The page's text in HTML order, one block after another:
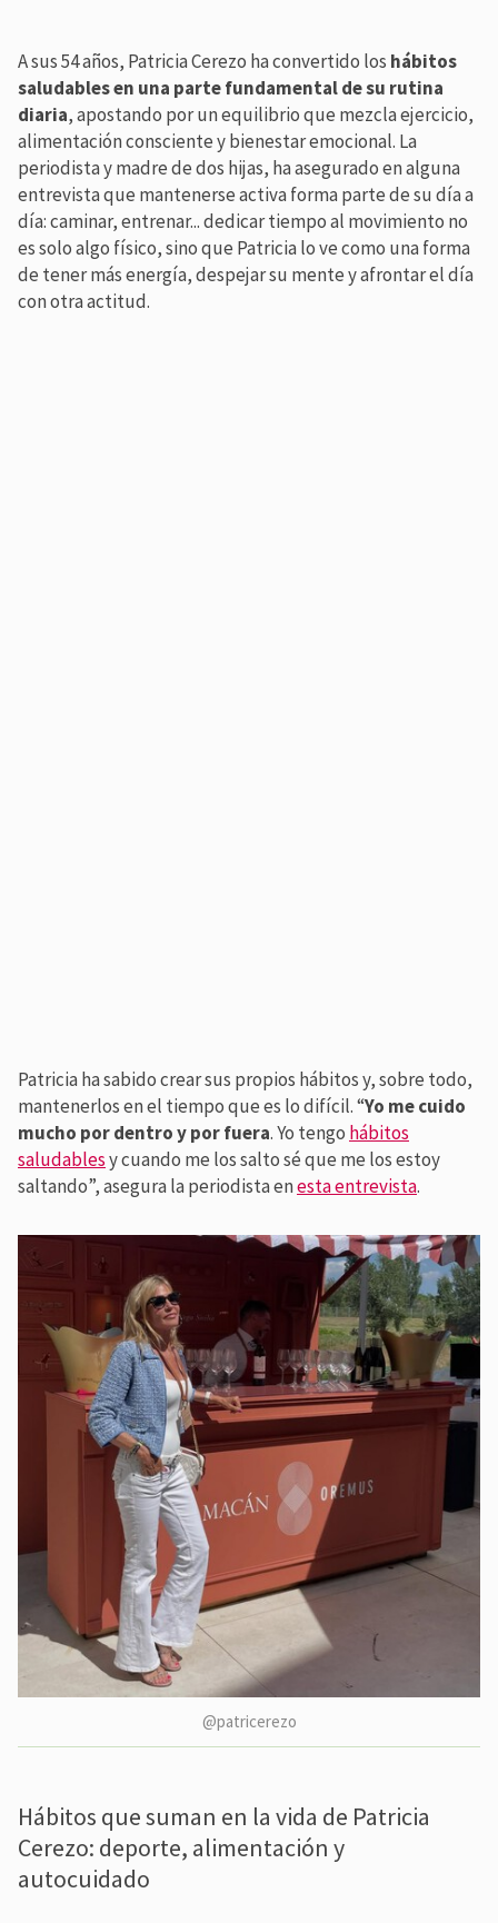
A sus 54 años, Patricia Cerezo ha convertido los hábitos
saludables en una parte fundamental de su rutina
diaria, apostando por un equilibrio que mezcla ejercicio,
alimentación consciente y bienestar emocional. La
periodista y madre de dos hijas, ha asegurado en alguna
entrevista que mantenerse activa forma parte de su día a
día: caminar, entrenar... dedicar tiempo al movimiento no
es solo algo físico, sino que Patricia lo ve como una forma
de tener más energía, despejar su mente y afrontar el día
con otra actitud.
Patricia ha sabido crear sus propios hábitos y, sobre todo,
mantenerlos en el tiempo que es lo difícil. “Yo me cuido
mucho por dentro y por fuera. Yo tengo hábitos
saludablesy cuando me los salto sé que me los estoy
saltando”, asegura la periodista enesta entrevista.
@patricerezo
Hábitos que suman en la vida de Patricia
Cerezo: deporte, alimentación y
autocuidado